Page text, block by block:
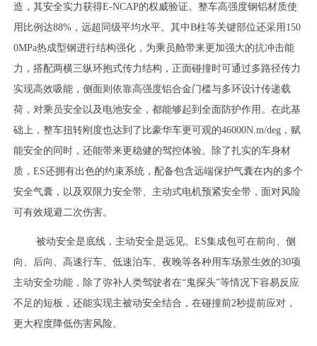
造，其安全实力获得E-NCAP的权威验证。整车高强度钢铝材质使
用比例达88%，远超同级平均水平。其中B柱等关键部位还采用150
0MPa热成型钢进行结构强化，为乘员舱带来更加强大的抗冲击能
力，搭配两横三纵环抱式传力结构，正面碰撞时可通过多路径传力
实现高效吸能，侧面则依靠高强度铝合金门槛与多环设计传递载
荷，对乘员安全以及电池安全，都能够起到全面防护作用。在此基
础上，整车扭转刚度也达到了比豪华车更可观的46000N.m/deg，赋
能安全的同时，还能带来更稳健的驾控体验。除了扎实的车身材
质，ES还拥有出色的约束系统，配备包含远端保护气囊在内的多个
安全气囊，以及双限力安全带、主动式电机预紧安全带，面对风险
可有效规避二次伤害。
被动安全是底线，主动安全是远见。ES集成包可在前向、侧
向、后向、高速行车、低速泊车、夜晚等各种用车场景生效的30项
主动安全功能，除了弥补人类驾驶者在“鬼探头”等情况下容易反应
不足的短板，还能实现主被动安全结合，在碰撞前2秒提前应对，
更大程度降低伤害风险。